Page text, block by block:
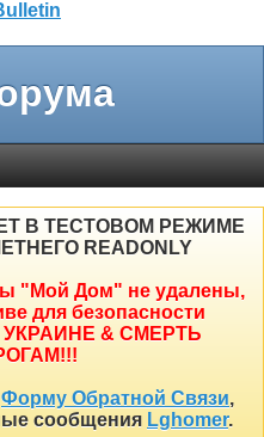
В ТЕСТОВОМ РЕЖИМЕ
READONLY
"Мой Дом" не удалены,
для безопасности
УКРАИНЕ & СМЕРТЬ
Форму Обратной Связи,
сообщения Lghomer.